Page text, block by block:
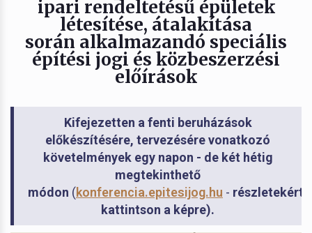
ipari rendeltetésű épületek
létesítése, átalakítása
során alkalmazandó speciális
építési jogi és közbeszerzési
előírások
Kifejezetten a fenti beruházások
előkészítésére, tervezésére vonatkozó
követelmények egy napon - de két hétig
megtekinthető
módon (konferencia.epitesijog.hu - részletekért
kattintson a képre).